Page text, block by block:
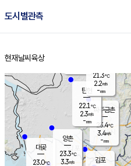
도시별관측
홈
현재날씨 육상
파주금촌
23.4℃
3.4m/s
-mm
대곶
23.0℃
탄현
22.1℃
2.3m/s
-mm
김포
양촌
23.3℃
3.3m/s
21.3℃
2.2m/s
-mm